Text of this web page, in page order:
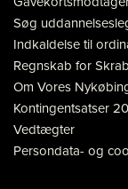
Søg
Indkaldelse til
Regnskab for
Om Vores
Kontingentsatser
Vedtægter
Persondata- og